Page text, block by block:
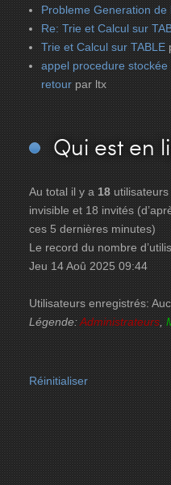
Probleme Generation de
Re: Trie et Calcul sur
Trie et Calcul sur TABLE
appel procedure
retour par ltx
Qui est en
Au total il y a 18
invisible et 18 invités
ces 5 dernières minutes)
Le record du nombre
Jeu 14 Aoû 2025 09:44
Utilisateurs enregistrés:
Légende:Administrateurs ,
Réinitialiser